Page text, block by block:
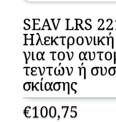
SEAV LRS
για τον
τεντών ή
σκίασης
€100,75